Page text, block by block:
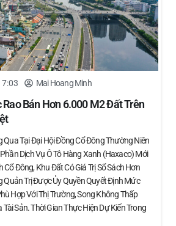
Mai Hoang Minh
Bán Hơn 6.000 M2 Đất Trên
Qua Tại Đại Hội Đồng Cổ Đông Thường Niên
Dịch Vụ Ô Tô Hàng Xanh (Haxaco) Mới
Cổ Đông, Khu Đất Có Giá Trị Sổ Sách Hơn
Quản Trị Được Ủy Quyền Quyết Định Mức
Hợp Với Thị Trường, Song Không Thấp
Tài Sản. Thời Gian Thực Hiện Dự Kiến Trong